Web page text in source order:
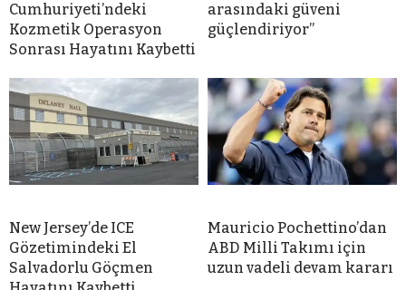
Cumhuriyeti’ndeki
Kozmetik Operasyon
Sonrası Hayatını Kaybetti
arasındaki güveni
güçlendiriyor”
New Jersey’de ICE
Gözetimindeki El
Salvadorlu Göçmen
Mauricio Pochettino’dan
ABD Milli Takımı için
uzun vadeli devam kararı